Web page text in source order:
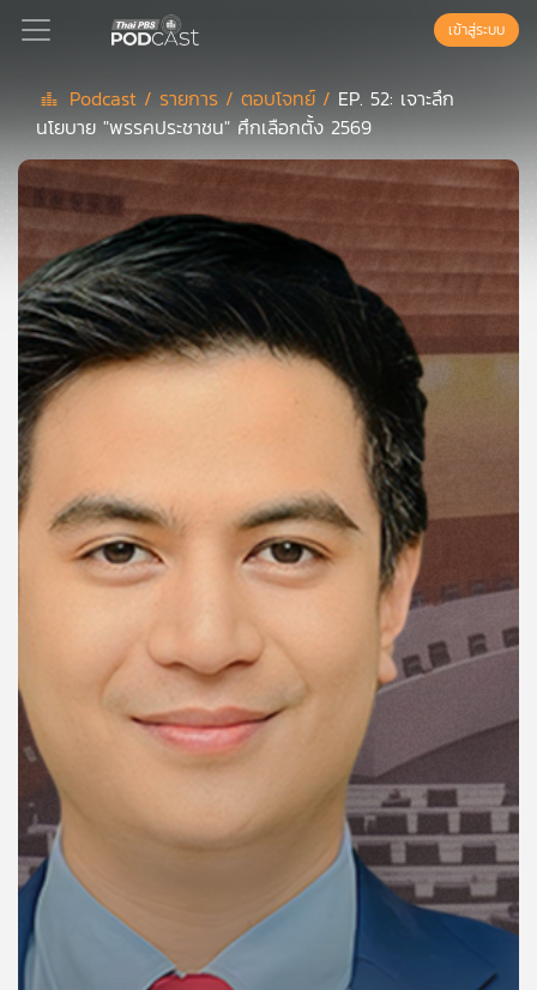
Podcast
เพล
ลิ
สต์
แนะนำ
เพล
ย์
ลิ
สต์
ของ
บทความ
ข่าว
และ
กิจกรรม
เกี่ยว
เข้าสู่ระบบ
Podcast / รายการ /ตอบโจทย์ / EP. 52: เจาะลึก
นโยบาย "พรรคประชาชน" ศึกเลือกตั้ง 2569